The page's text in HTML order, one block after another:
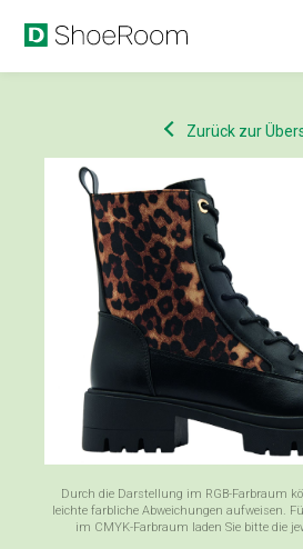
Zurück zur
Durch die Darstellung im RGB-Farbraum
leichte farbliche Abweichungen aufweisen.
im CMYK-Farbraum laden Sie bitte die